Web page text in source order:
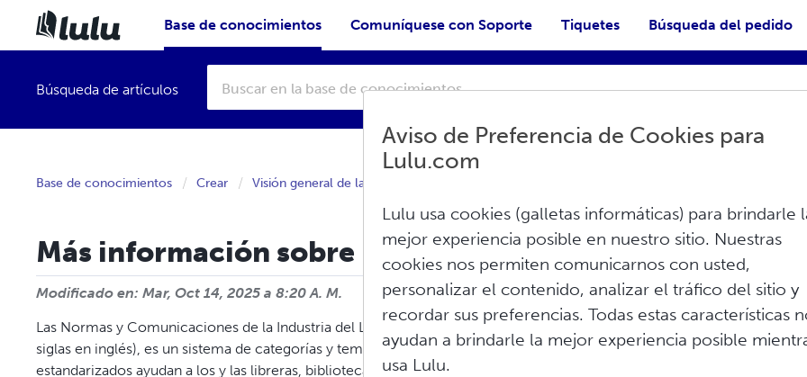
Base de conocimientos Comuníquese con Soporte Tiquetes Búsqueda del pedido
Búsqueda de artículos
Base de conocimientos Crear Visión general de la creación
Más información sobre BISAC Imprimir
Modificado en: Mar, Oct 14, 2025 a 8:20 A. M.
Las Normas y Comunicaciones de la Industria del Libro, también conocidas como
siglas en inglés), es un sistema de categorías y temas estandarizados para los libros. Los códigos
estandarizados ayudan a los y las libreras, bibliotecas, investigadoras y compradoras a encontrar
Aviso de Preferencia de Cookies para
Lulu.com
Lulu usa cookies (galletas informáticas) para brindarle
mejor experiencia posible en nuestro sitio. Nuestras
cookies nos permiten comunicarnos con usted,
personalizar el contenido, analizar el tráfico del sitio y
recordar sus preferencias. Todas estas características
ayudan a brindarle la mejor experiencia posible
usa Lulu.